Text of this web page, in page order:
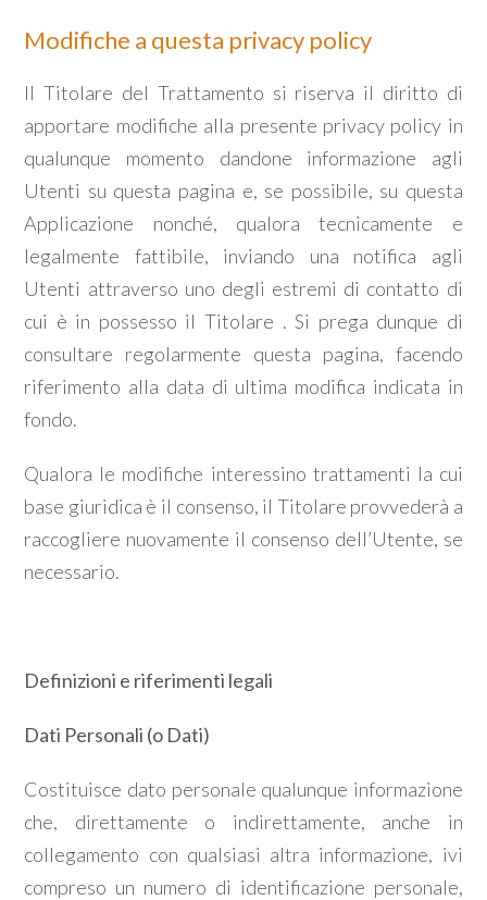
Modifiche a questa privacy policy
Il Titolare del Trattamento si riserva il diritto di
apportare modifiche alla presente privacy policy in
qualunque momento dandone informazione agli
Utenti su questa pagina e, se possibile, su questa
Applicazione nonché, qualora tecnicamente e
legalmente fattibile, inviando una notifica agli
Utenti attraverso uno degli estremi di contatto di
cui è in possesso il Titolare . Si prega dunque di
consultare regolarmente questa pagina, facendo
riferimento alla data di ultima modifica indicata in
fondo.
Qualora le modifiche interessino trattamenti la cui
base giuridica è il consenso, il Titolare provvederà a
raccogliere nuovamente il consenso dell’Utente, se
necessario.
Definizioni e riferimenti legali
Dati Personali (o Dati)
Costituisce dato personale qualunque informazione
che, direttamente o indirettamente, anche in
collegamento con qualsiasi altra informazione, ivi
compreso un numero di identificazione personale,